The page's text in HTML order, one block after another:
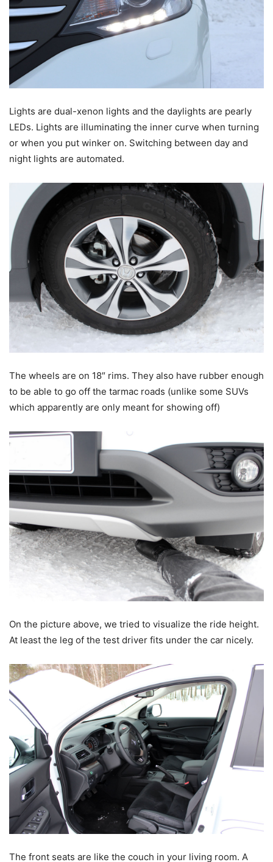
Lights are dual-xenon lights and the daylights are pearly
LEDs. Lights are illuminating the inner curve when turning
or when you put winker on. Switching between day and
night lights are automated.
The wheels are on 18″ rims. They also have rubber enough
to be able to go off the tarmac roads (unlike some SUVs
which apparently are only meant for showing off)
On the picture above, we tried to visualize the ride height.
At least the leg of the test driver fits under the car nicely.
The front seats are like the couch in your living room. A